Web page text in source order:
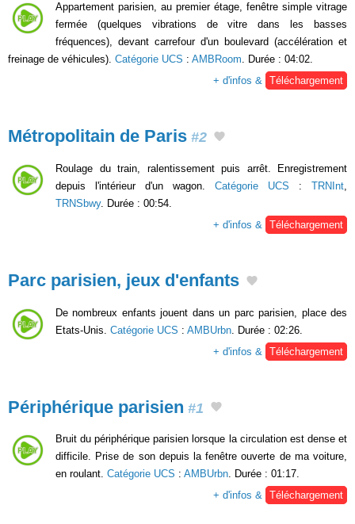
Appartement parisien, au premier étage, fenêtre simple vitrage
fermée (quelques vibrations de vitre dans les basses
fréquences), devant carrefour d'un boulevard (accélération et
freinage de véhicules). Catégorie UCS : AMBRoom. Durée : 04:02.
+ d'infos & Téléchargement
Métropolitain de Paris #2
Roulage du train, ralentissement puis arrêt. Enregistrement
depuis l'intérieur d'un wagon. Catégorie UCS : TRNInt
TRNSbwy. Durée : 00:54.
+ d'infos &
Téléchargement
Parc parisien, jeux d'enfants
De nombreux enfants jouent dans un parc parisien, place des
Etats-Unis. Catégorie UCS : AMBUrbn . Durée : 02:26.
+ d'infos &
Téléchargement
Périphérique parisien #1
Bruit du périphérique parisien lorsque la circulation est dense et
difficile. Prise de son depuis la fenêtre ouverte de ma voiture,
en roulant. Catégorie UCS : AMBUrbn. Durée : 01:17.
+ d'infos & Téléchargement